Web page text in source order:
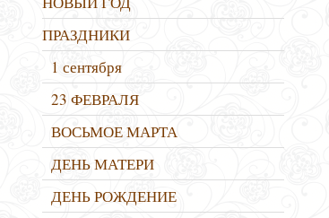
ПРАЗДНИКИ
1 сентября
23 ФЕВРАЛЯ
ВОСЬМОЕ МАРТА
ДЕНЬ МАТЕРИ
ДЕНЬ РОЖДЕНИЕ